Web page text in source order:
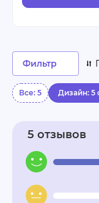
Фильтр
Все: 5 Дизайн: 5
5 отзывов